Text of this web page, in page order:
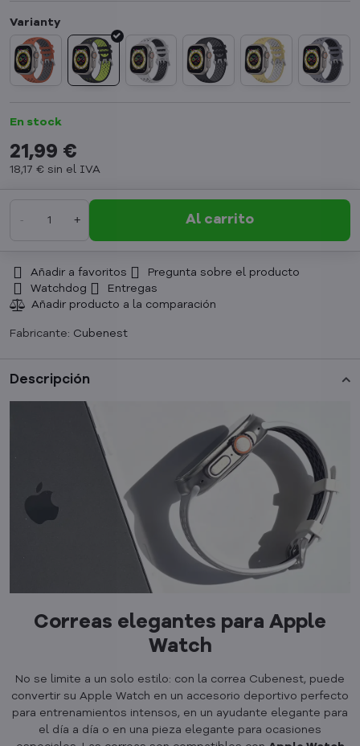
En stock
21,99 €
18,17 € sin el IVA
Al carrito
Añadir a favoritos
Pregunta sobre el producto
Watchdog
Entregas
Fabricante: Cubenest
Descripción
Correas elegantes para Apple
Watch
No se limite a un solo estilo: con la correa Cubenest, puede
convertir su Apple Watch en un accesorio deportivo perfecto
para entrenamientos intensos, en un ayudante elegante para
el día a día o en una pieza elegante para ocasiones